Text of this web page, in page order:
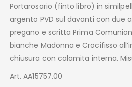
Portarosario (finto libro) in
argento PVD sul davanti con due
pregano e scritta Prima
bianche Madonna e Crocifisso
chiusura con calamita interna.
Art. AA15757.00